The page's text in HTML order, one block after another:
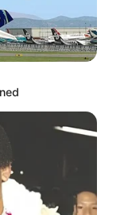
cremig